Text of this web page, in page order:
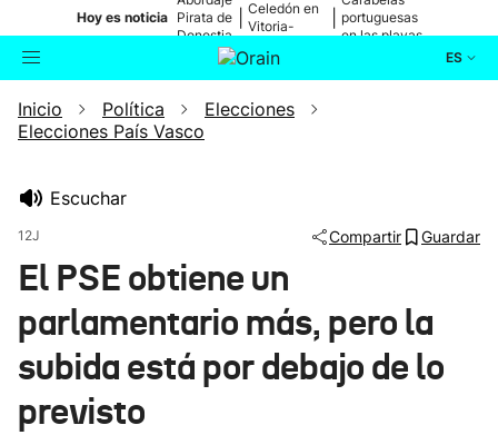
Hoy es noticia Pirata de
Donostia
Celedón en
Vitoria-
portuguesas
en las playas
ES
Buscador Actualidad
Ikusmiran
Eguraldia
Inicio Política
Elecciones
Elecciones País Vasco
Escuchar
12J Compartir Guardar
El PSE obtiene un
parlamentario más, pero la
subida está por debajo de lo
previsto